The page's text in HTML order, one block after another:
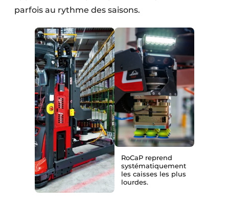
parfois au rythme des saisons.
RoCaP reprend
systématiquement
les caisses les plus
lourdes.